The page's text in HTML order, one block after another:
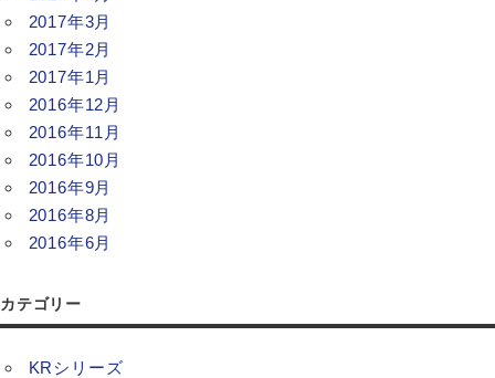
2017年3月
2017年2月
2017年1月
2016年12月
2016年11月
2016年10月
2016年9月
2016年8月
2016年6月
カテゴリー
KRシリーズ